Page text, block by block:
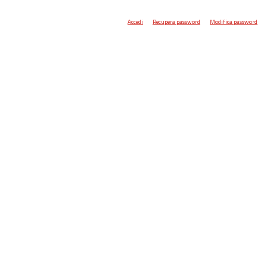
Accedi Recupera password Modifica password